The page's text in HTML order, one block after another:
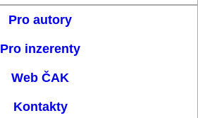
Pro autory
Pro inzerenty
Web ČAK
Kontakty